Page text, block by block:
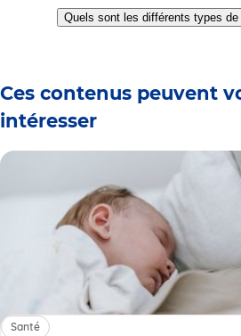
to
slide
to
slide
to
slide
to
slide
to
slide
to
slide
Quels sont les différents types
Ces contenus peuvent
intéresser
Santé